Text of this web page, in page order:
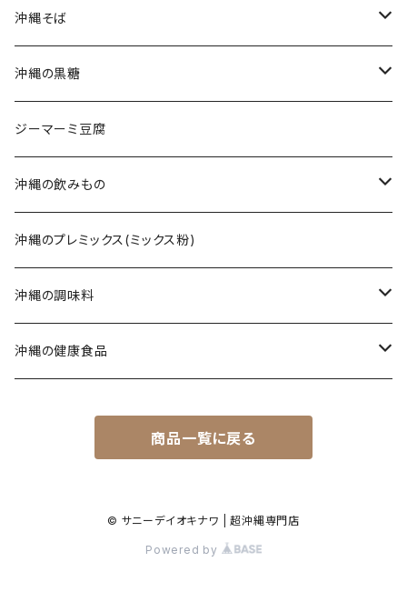
珍品堂
ポークランチョンミート
ラフテー(三枚肉)
軟骨ソーキ
てびち(豚足)
じゅーしぃ(沖縄の炊き込みご飯)
タコライス
コンビーフ
ミックスセット
沖縄そば
生麺・乾麺
沖縄そばだし
三枚肉そば(ラフテー)
ソーキそば
てびちそば
ミックスそば
沖縄の黒糖
純黒糖
黒糖ナッツ
黒糖菓子
黒糖(その他)
ジーマーミ豆腐
沖縄の飲みもの
さんぴん茶
シークヮーサー
ウコン茶
沖縄のプレミックス(ミックス粉)
沖縄の調味料
唐辛子
沖縄の健康食品
春ウコン + 紫ウコン
商品一覧に戻る
© サニーデイオキナワ | 超沖縄専門店
Powered by